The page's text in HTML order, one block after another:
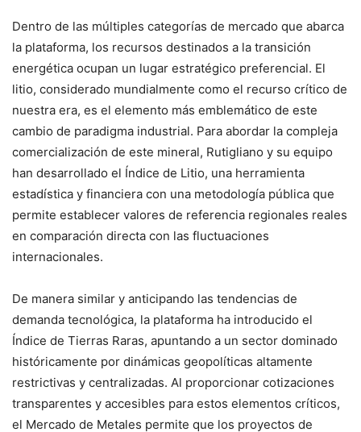
Dentro de las múltiples categorías de mercado que abarca
la plataforma, los recursos destinados a la transición
energética ocupan un lugar estratégico preferencial. El
litio, considerado mundialmente como el recurso crítico de
nuestra era, es el elemento más emblemático de este
cambio de paradigma industrial. Para abordar la compleja
comercialización de este mineral, Rutigliano y su equipo
han desarrollado el Índice de Litio, una herramienta
estadística y financiera con una metodología pública que
permite establecer valores de referencia regionales reales
en comparación directa con las fluctuaciones
internacionales.
De manera similar y anticipando las tendencias de
demanda tecnológica, la plataforma ha introducido el
Índice de Tierras Raras, apuntando a un sector dominado
históricamente por dinámicas geopolíticas altamente
restrictivas y centralizadas. Al proporcionar cotizaciones
transparentes y accesibles para estos elementos críticos,
el Mercado de Metales permite que los proyectos de